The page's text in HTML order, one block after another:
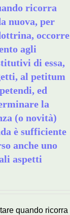
ricorra
nuova, per
occorre
agli
di essa,
al petitum
ed
la
(o novità)
è sufficiente
anche uno
aspetti
quando ricorra